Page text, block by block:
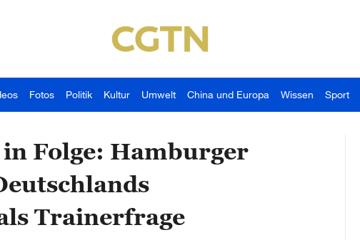
Fotos Politik Kultur Umwelt China und Europa Wissen Sport
Folge: Hamburger
Trainerfrage